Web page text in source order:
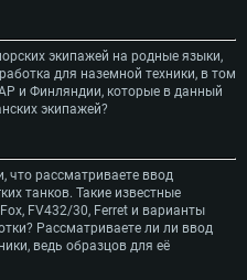
экипажей на родные языки,
для наземной техники, в том
и Финляндии, которые в данный
экипажей?
что рассматриваете ввод
танков. Такие известные
FV432/30, Ferret и варианты
Рассматриваете ли ли ввод
ведь образцов для её